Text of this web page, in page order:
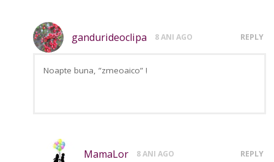
gandurideoclipa 8 ANI AGO REPLY
Noapte buna, ”zmeoaico” !
MamaLor 8 ANI AGO REPLY